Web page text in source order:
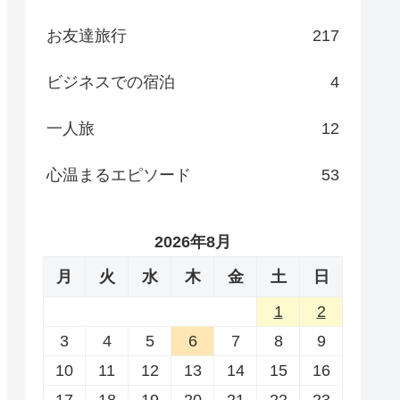
お友達旅行 217
ビジネスでの宿泊 4
一人旅 12
心温まるエピソード 53
2026年8月
月
火 水 木 金 土
日
1
2
3
4 5 6 7 8
9
10
11 12 13 14 15
16